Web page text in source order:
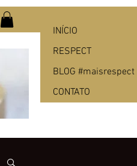
INÍCIO
RESPECT
BLOG #maisrespect
CONTATO